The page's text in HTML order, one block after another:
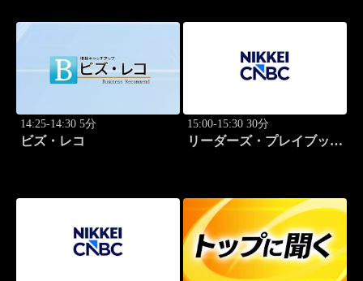
14:25-14:30 5分
ビズ・レコ
15:00-15:30 30分
リーダーズ・プレイブック